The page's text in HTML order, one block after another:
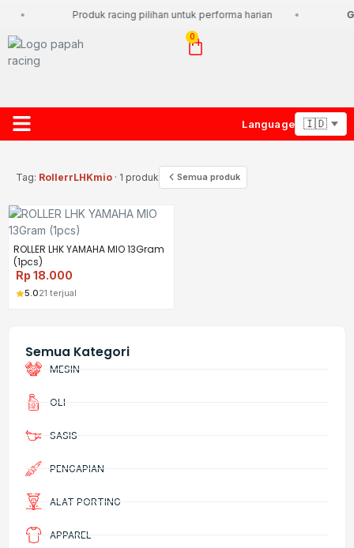
Produk racing pilihan untuk performa harian
0
Language
Semua Kategori
MESIN
OLI
SASIS
PENGAPIAN
ALAT PORTING
APPAREL
Tag: RollerrLHKmio · 1 produk Semua produk
ROLLER LHK YAMAHA MIO 13Gram
(1pcs)
Rp 18.000
5.021 terjual